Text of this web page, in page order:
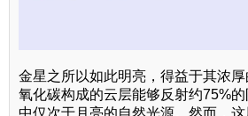
金星之所以如此明亮，得益于其浓
氧化碳构成的云层能够反射约75%